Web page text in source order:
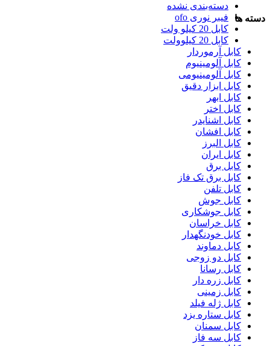
دسته ها
دسته‌بندی نشده
فیبر نوری ofo
کابل 20 کیلو ولت
کابل 20 کیلوولت
کابل آرموردار
کابل آلومینیوم
کابل آلومینیومی
کابل ابزار دقیق
کابل ابهر
کابل اختر
کابل اشنایدر
کابل افشان
کابل البرز
کابل ایران
کابل برق
کابل برق تک فاز
کابل تلفن
کابل جوش
کابل جوشکاری
کابل خراسان
کابل خودنگهدار
کابل دماوند
کابل دو زوجی
کابل رسانا
کابل زره دار
کابل زمینی
کابل ژله فیلد
کابل ستاره یزد
کابل سمنان
کابل سه فاز